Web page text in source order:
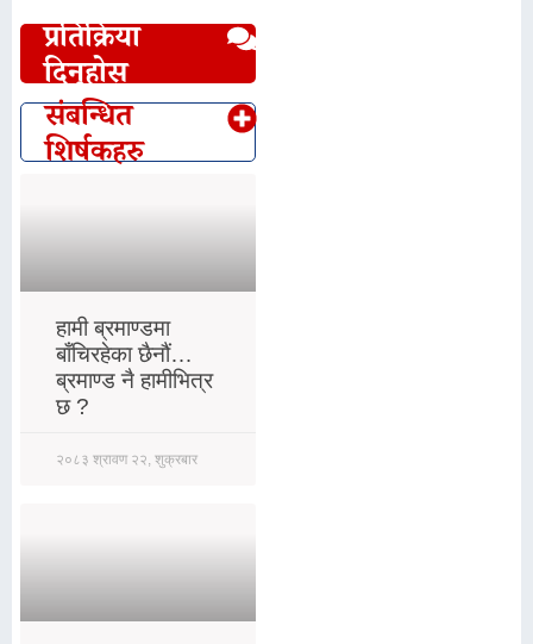
प्रतिक्रिया
दिनुहोस्
संबन्धित
शिर्षकहरु
हामी ब्रमाण्डमा
बाँचिरहेका छैनौं…
ब्रमाण्ड नै हामीभित्र
छ ?
२०८३ श्रावण २२, शुक्रबार